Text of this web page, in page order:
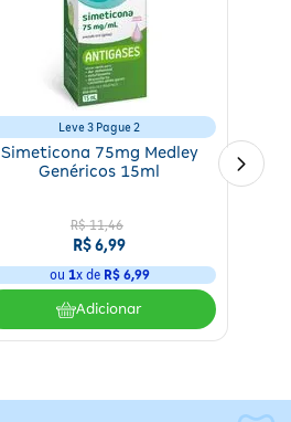
Leve 3 Pague 2
Simeticona 75mg Medley
Genéricos 15ml
R$ 11,46
R$6,99
ou 1x de R$ 6,99
Adicionar